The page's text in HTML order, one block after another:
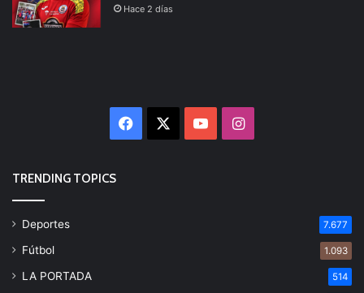
Hace 2 días
Facebook YouTubeInstagram
TRENDING TOPICS
Deportes 7.677
Fútbol 1.093
LA PORTADA 514